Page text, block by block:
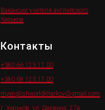
Вакансии учителя английского
Харьков
Контакты
+380 66 123 17 00
+380 68 123 17 00
myenglishworldkharkov@gmail.com
г. Харьков, ул. Дарвина, 27а